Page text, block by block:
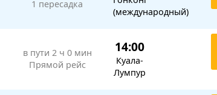
1 пересадка
(международный)
в пути 2 ч 0 мин
Прямой рейс
14:00
Куала-
Лумпур